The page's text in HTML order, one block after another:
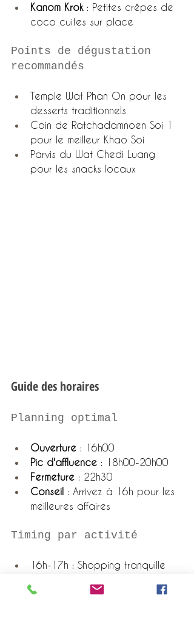
Kanom Krok : Petites crêpes de
coco cuites sur place
Points de dégustation
recommandés
Temple Wat Phan On pour les
desserts traditionnels
Coin de Ratchadamnoen Soi 1
pour le meilleur Khao Soi
Parvis du Wat Chedi Luang
pour les snacks locaux
Guide des horaires
Planning optimal
Ouverture : 16h00
Pic d'affluence : 18h00-20h00
Fermeture : 22h30
Conseil : Arrivez à 16h pour les
meilleures affaires
Timing par activité
16h-17h : Shopping tranquille
18h-19h30 : Dîner et spécialités